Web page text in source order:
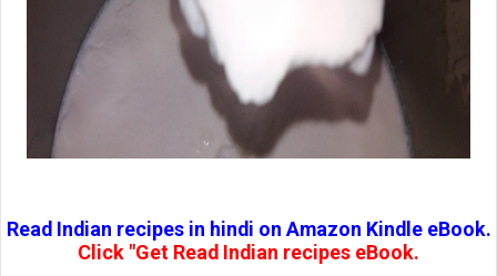
Read Indian recipes in hindi on Amazon Kindle eBook.
Click "Get Read Indian recipes eBook.